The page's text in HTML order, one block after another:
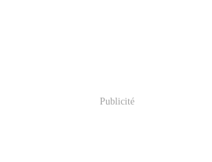
Publicité